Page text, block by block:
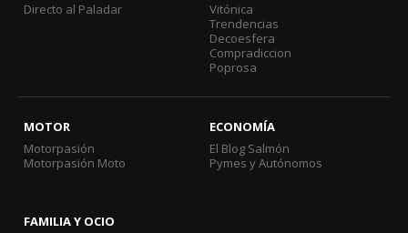
Directo al Paladar
Vitónica
Trendencias
Decoesfera
Compradiccion
Poprosa
MOTOR
Motorpasión
Motorpasión Moto
ECONOMÍA
El Blog Salmón
Pymes y Autónomos
FAMILIA Y OCIO